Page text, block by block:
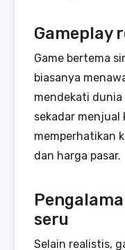
Gameplay
Game bertema
biasanya
mendekati
sekadar
memperhatikan
dan harga pasar.
seru
Selain realistis,